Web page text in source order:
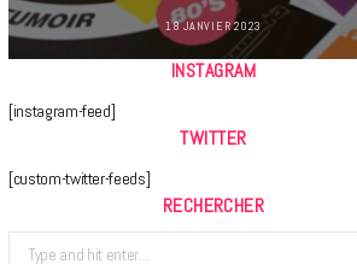
18 JANVIER 2023
INSTAGRAM
[instagram-feed]
TWITTER
[custom-twitter-feeds]
RECHERCHER
Search